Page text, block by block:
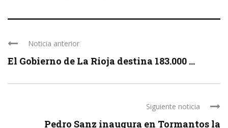
Noticia anterior
El Gobierno de La Rioja destina 183.000 ...
Siguiente noticia
Pedro Sanz inaugura en Tormantos la